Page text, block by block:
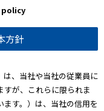
方針
は、当社や当社の従業員に
が、これらに限られま
す。）は、当社の信用を